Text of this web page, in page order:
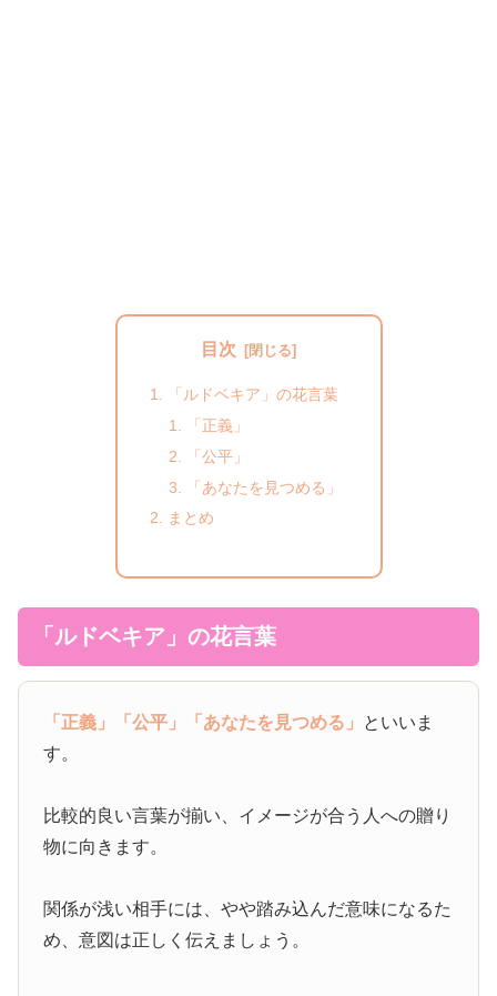
目次
「ルドベキア」の花言葉
「正義」
「公平」
「あなたを見つめる」
まとめ
「ルドベキア」の花言葉
「正義」 「公平」 「あなたを見つめる」 といいま
す。
比較的良い言葉が揃い、イメージが合う人への贈り
物に向きます。
関係が浅い相手には、やや踏み込んだ意味になるた
め、意図は正しく伝えましょう。